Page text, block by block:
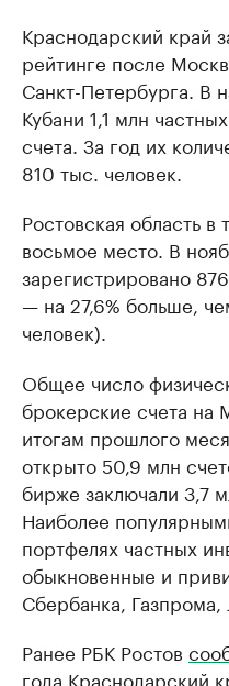
Краснодарский край
рейтинге после
Санкт-Петербурга. В
Кубани 1,1 млн
счета. За год их
810 тыс. человек.
Ростовская область в
восьмое место. В
зарегистрировано
— на 27,6% больше,
человек).
Общее число
брокерские счета
итогам прошлого
открыто 50,9 млн
бирже заключали 3,7
Наиболее
портфелях частных
обыкновенные и
Сбербанка,
Ранее РБК Ростов
года Краснодарский